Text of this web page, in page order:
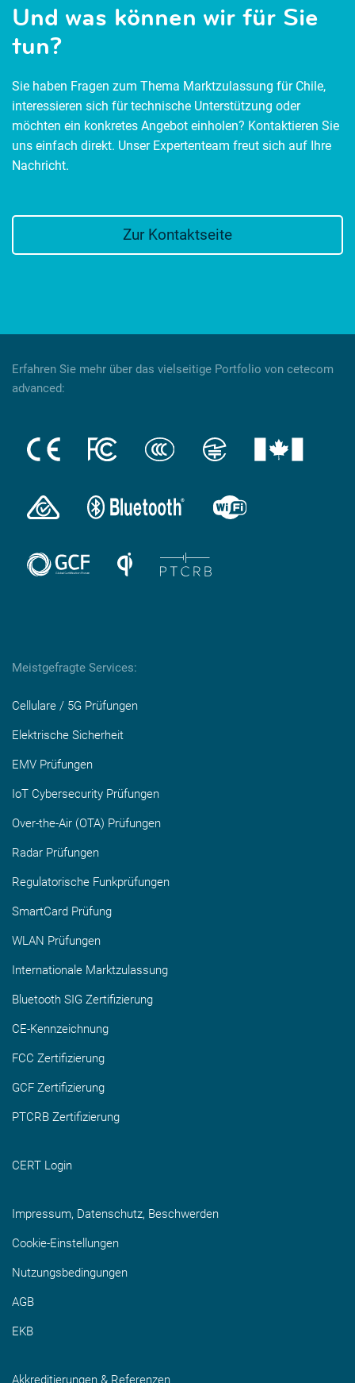
Und was können wir für Sie
tun?
Sie haben Fragen zum Thema Marktzulassung für Chile,
interessieren sich für technische Unterstützung oder
möchten ein konkretes Angebot einholen? Kontaktieren Sie
uns einfach direkt. Unser Expertenteam freut sich auf Ihre
Nachricht.
Zur Kontaktseite
Erfahren Sie mehr über das vielseitige Portfolio von cetecom
advanced:
Meistgefragte Services:
Cellulare / 5G Prüfungen
Elektrische Sicherheit
EMV Prüfungen
IoT Cybersecurity Prüfungen
Over-the-Air (OTA) Prüfungen
Radar Prüfungen
Regulatorische Funkprüfungen
SmartCard Prüfung
WLAN Prüfungen
Internationale Marktzulassung
Bluetooth SIG Zertifizierung
CE-Kennzeichnung
FCC Zertifizierung
GCF Zertifizierung
PTCRB Zertifizierung
CERT Login
Impressum, Datenschutz, Beschwerden
Cookie-Einstellungen
Nutzungsbedingungen
AGB
EKB
Akkreditierungen & Referenzen